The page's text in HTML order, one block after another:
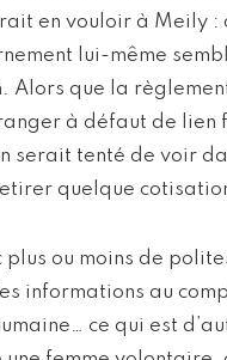
en vouloir à Meily :
lui-même
Alors que la
à défaut de lien
serait tenté de voir
quelque
ou moins de
informations au
ce qui est